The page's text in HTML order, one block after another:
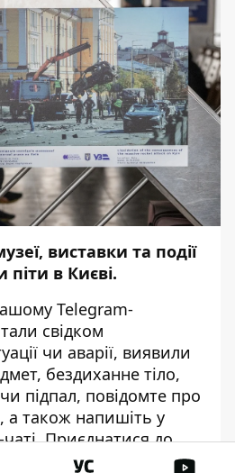
виставки та події
піти в Києві.
Telegram-
свідком
чи аварії, виявили
бездиханне тіло,
підпал, повідомте про
а також напишіть у
Приєднатися до